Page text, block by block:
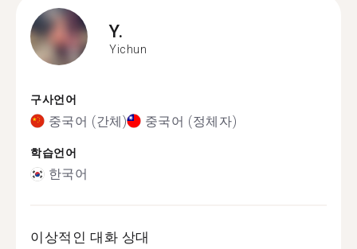
Y.
Yichun
구사언어
중국어 (간체) 중국어 (정체자)
학습언어
한국어
이상적인 대화 상대